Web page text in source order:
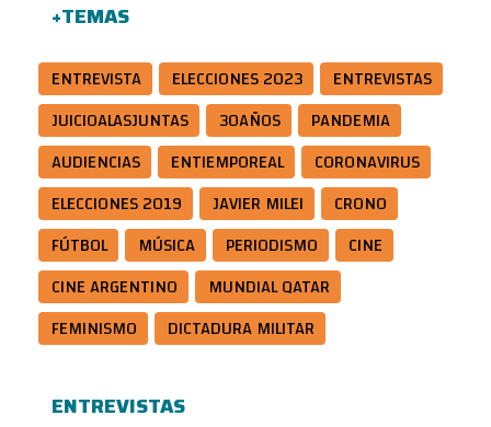
+TEMAS
ENTREVISTA ELECCIONES 2023
ENTREVISTAS
JUICIOALASJUNTAS
30AÑOS
PANDEMIA
AUDIENCIAS
ENTIEMPOREAL
CORONAVIRUS
ELECCIONES 2019
JAVIER MILEI
CRONO
FÚTBOL
MÚSICA PERIODISMO
CINE
CINE ARGENTINO
MUNDIAL QATAR
FEMINISMO
DICTADURA MILITAR
ENTREVISTAS